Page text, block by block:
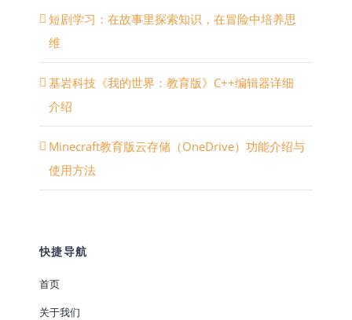
短剧学习：在故事里探索知识，在冒险中培养思
维
基岩科技《我的世界：教育版》C++编辑器详细
介绍
Minecraft教育版云存储（OneDrive）功能介绍与
使用方法
快捷导航
首页
关于我们